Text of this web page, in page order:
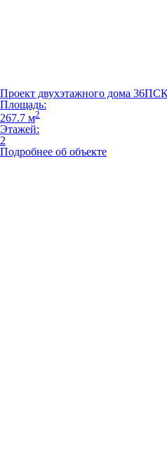
Проект двухэтажного дома
Площадь:
267.7 м2
Этажей:
2
Подробнее об объекте